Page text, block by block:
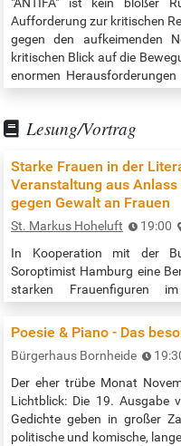
Aufforderung zur kritischen
gegen den aufkeimenden
kritischen Blick auf die
enormen
Veranstaltung befindet sich…
Lesung/Vortrag
Starke Frauen in der
Veranstaltung aus
gegen Gewalt an Frauen
St. Markus Hoheluft 19:00
In Kooperation mit der
Soroptimist Hamburg eine
starken Frauenfiguren
Organisationen berufstätiger
Veranstaltungsbeginn: 19:00
Poesie & Piano - Das
Bürgerhaus Bornheide
Der eher trübe Monat
Lichtblick: Die 19. Ausgabe
Gedichte geben in großer
politische und komische,